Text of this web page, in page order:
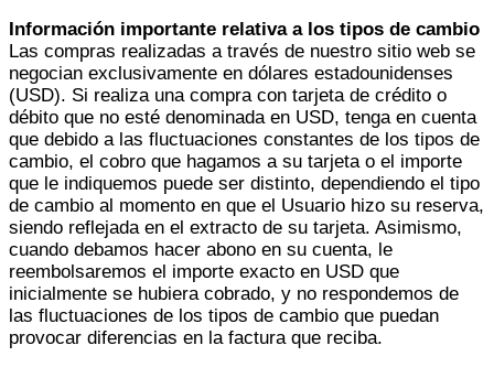
Información importante relativa a los tipos de cambio
Las compras realizadas a través de nuestro sitio web se
negocian exclusivamente en dólares estadounidenses
(USD). Si realiza una compra con tarjeta de crédito o
débito que no esté denominada en USD, tenga en cuenta
que debido a las fluctuaciones constantes de los tipos de
cambio, el cobro que hagamos a su tarjeta o el importe
que le indiquemos puede ser distinto, dependiendo el tipo
de cambio al momento en que el Usuario hizo su reserva,
siendo reflejada en el extracto de su tarjeta. Asimismo,
cuando debamos hacer abono en su cuenta, le
reembolsaremos el importe exacto en USD que
inicialmente se hubiera cobrado, y no respondemos de
las fluctuaciones de los tipos de cambio que puedan
provocar diferencias en la factura que reciba.